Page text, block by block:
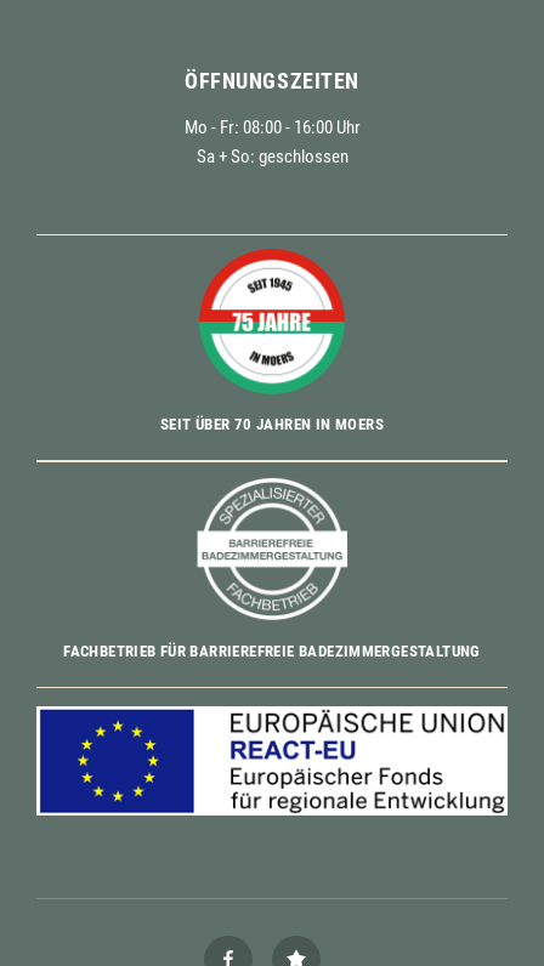
ÖFFNUNGSZEITEN
Mo - Fr: 08:00 - 16:00 Uhr
Sa + So: geschlossen
SEIT ÜBER 70 JAHREN IN MOERS
FACHBETRIEB FÜR BARRIEREFREIE BADEZIMMERGESTALTUNG
facebook Google